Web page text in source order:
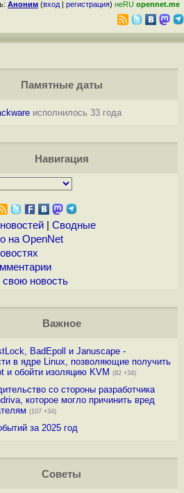
Аноним (вход | регистрация) неRU opennet.me
Памятные даты
исполнилось 33 года
Навигация
| Сводные
на OpenNet
новость
Важное
BadEpoll и Januscape -
в ядре Linux, позволяющие получить
и обойти изоляцию KVM (82 +34)
со стороны разработчика
которое могло причинить вред
(107 +34)
за 2025 год
Советы